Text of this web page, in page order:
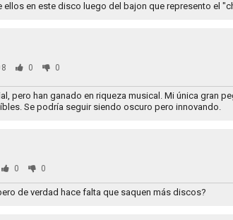
en este disco luego del bajon que represento el
0 0
pero han ganado en riqueza musical. Mi única gran
Se podría seguir siendo oscuro pero innovando.
0 0
de verdad hace falta que saquen más discos?